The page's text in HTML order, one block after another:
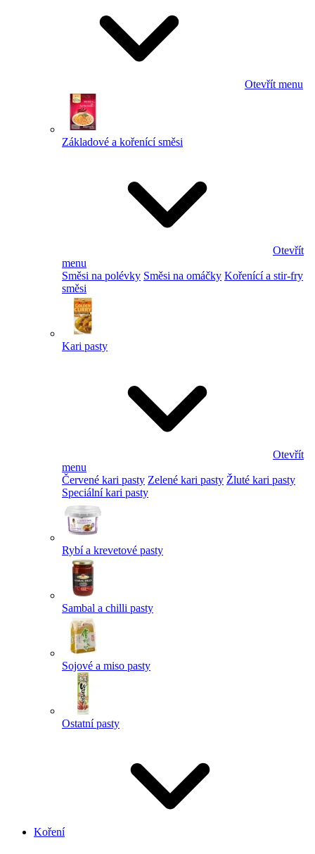
Otevřít menu
Základové a kořenící směsi
Otevřít
menu
Směsi na polévky Směsi na omáčky Kořenící a stir-fry
směsi
Kari pasty
Otevřít
menu
Červené kari pasty Zelené kari pasty Žluté kari pasty
Speciální kari pasty
Rybí a krevetové pasty
Sambal a chilli pasty
Sojové a miso pasty
Ostatní pasty
Koření